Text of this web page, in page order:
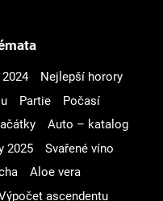
Nejlepší horory
Partie
Počasí
Auto – katalog
2025
Svařené víno
Aloe vera
ascendentu